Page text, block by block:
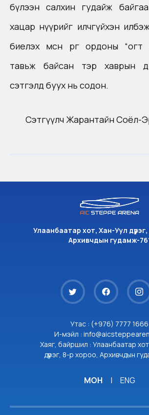
бүлээн салхин гудайж
хацар нүүрийг илчгүйхэн илбэж
биелэх мөсөн өргөө ордоны
тавьж байсан тэр хаврын
сэтгэлд буух нь содон.
Сэтгүүлч Жарантайн Соёл-
Улаанбаатар хот, Хан-Уул
Архивчдын гудамж-
Утас : (+976) 7777 1666
И-мэйл :
Хаяг, байршил : Улаанбаатар
дүүрэг, 8-р хороо, Архивчдын
МОН | ENG